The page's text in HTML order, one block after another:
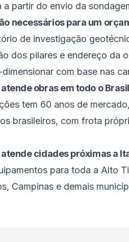
a partir do envio da
necessários para um
de investigação
dos pilares e endereço da
com base nas
obras em todo o
tem 60 anos de
brasileiros, com frota
cidades próximas a
para toda a Alto
Campinas e demais